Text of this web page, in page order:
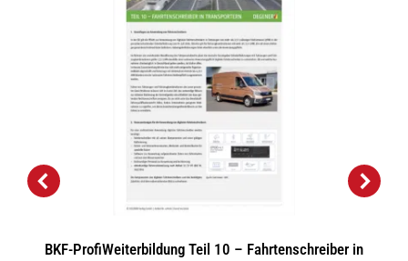
BKF-ProfiWeiterbildung Teil 10 – Fahrtenschreiber in